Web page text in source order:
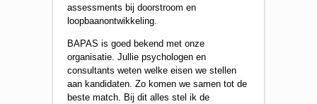
assessments bij doorstroom en
loopbaanontwikkeling.
BAPAS is goed bekend met onze
organisatie. Jullie psychologen en
consultants weten welke eisen we stellen
aan kandidaten. Zo komen we samen tot de
beste match. Bij dit alles stel ik de